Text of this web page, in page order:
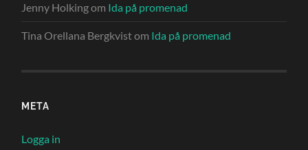
Jenny Holkingom Ida på promenad
Tina Orellana Bergkvistom Ida på promenad
META
Logga in